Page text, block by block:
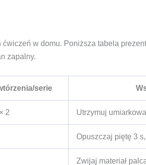
w domu. Poniższa tabela
zapalny.
serie
2 Utrzymuj
Opuszczaj piętę 3
Zwijaj materiał